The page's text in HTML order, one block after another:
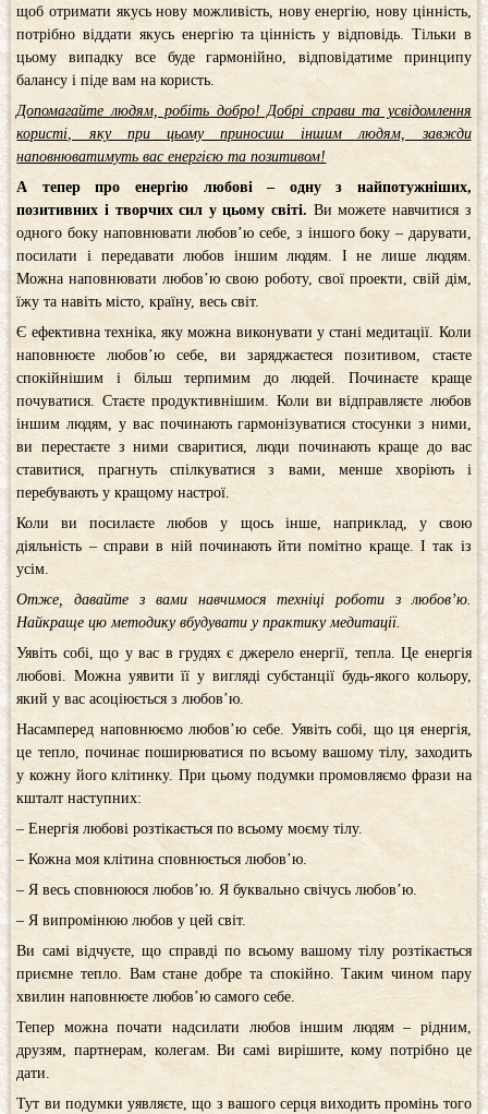
щоб отримати якусь нову можливість, нову енергію, нову цінність,
потрібно віддати якусь енергію та цінність у відповідь. Тільки в
цьому випадку все буде гармонійно, відповідатиме принципу
балансу і піде вам на користь.
Допомагайте людям, робіть добро! Добрі справи та усвідомлення
користі, яку при цьому приносиш іншим людям, завжди
наповнюватимуть вас енергією та позитивом!
А тепер про енергію любові – одну з найпотужніших,
позитивних і творчих сил у цьому світі. Ви можете навчитися з
одного боку наповнювати любов’ю себе, з іншого боку – дарувати,
посилати і передавати любов іншим людям. І не лише людям.
Можна наповнювати любов’ю свою роботу, свої проекти, свій дім,
їжу та навіть місто, країну, весь світ.
Є ефективна техніка, яку можна виконувати у стані медитації. Коли
наповнюєте любов’ю себе, ви заряджаєтеся позитивом, стаєте
спокійнішим і більш терпимим до людей. Починаєте краще
почуватися. Стаєте продуктивнішим. Коли ви відправляєте любов
іншим людям, у вас починають гармонізуватися стосунки з ними,
ви перестаєте з ними сваритися, люди починають краще до вас
ставитися, прагнуть спілкуватися з вами, менше хворіють і
перебувають у кращому настрої.
Коли ви посилаєте любов у щось інше, наприклад, у свою
діяльність – справи в ній починають йти помітно краще. І так із
усім.
Отже, давайте з вами навчимося техніці роботи з любов’ю.
Найкраще цю методику вбудувати у практику медитації.
Уявіть собі, що у вас в грудях є джерело енергії, тепла. Це енергія
любові. Можна уявити її у вигляді субстанції будь-якого кольору,
який у вас асоціюється з любов’ю.
Насамперед наповнюємо любов’ю себе. Уявіть собі, що ця енергія,
це тепло, починає поширюватися по всьому вашому тілу, заходить
у кожну його клітинку. При цьому подумки промовляємо фрази на
кшталт наступних:
– Енергія любові розтікається по всьому моєму тілу.
– Кожна моя клітина сповнюється любов’ю.
– Я весь сповнююся любов’ю. Я буквально свічусь любов’ю.
– Я випромінюю любов у цей світ.
Ви самі відчуєте, що справді по всьому вашому тілу розтікається
приємне тепло. Вам стане добре та спокійно. Таким чином пару
хвилин наповнюєте любов’ю самого себе.
Тепер можна почати надсилати любов іншим людям – рідним,
друзям, партнерам, колегам. Ви самі вирішите, кому потрібно це
дати.
Тут ви подумки уявляєте, що з вашого серця виходить промінь того